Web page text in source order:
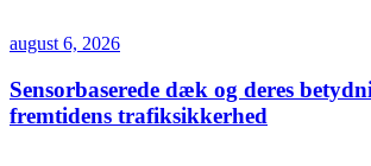
august 6, 2026
Sensorbaserede dæk og deres
fremtidens trafiksikkerhed